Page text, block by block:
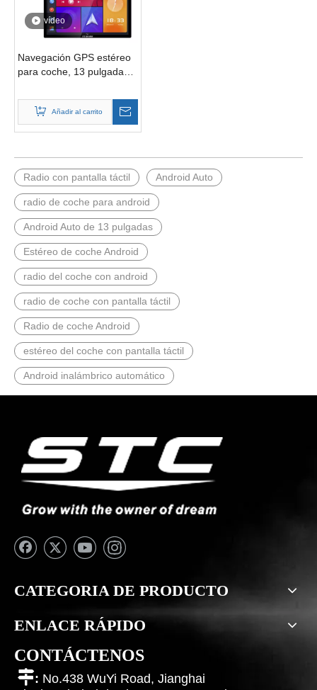
vídeo
Navegación GPS estéreo
para coche, 13 pulgadas,
automática, unidades GPS
de navegación para coche
con laminación completa
Añadir al carrito
Radio con pantalla táctil Android Auto
radio de coche para android
Android Auto de 13 pulgadas
Estéreo de coche Android
radio del coche con android
radio de coche con pantalla táctil
Radio de coche Android
estéreo del coche con pantalla táctil
Android inalámbrico automático
CATEGORIA DE PRODUCTO
ENLACE RÁPIDO
CONTÁCTENOS
: No.438 WuYi Road, Jianghai